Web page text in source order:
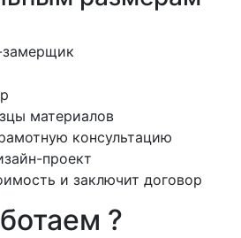
материалов
консультацию
проект
и заключит договор
?